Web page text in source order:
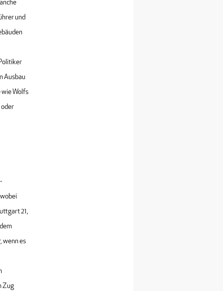
und
Ausbau
wie Wolfs
oder
21,
wenn es
Zug